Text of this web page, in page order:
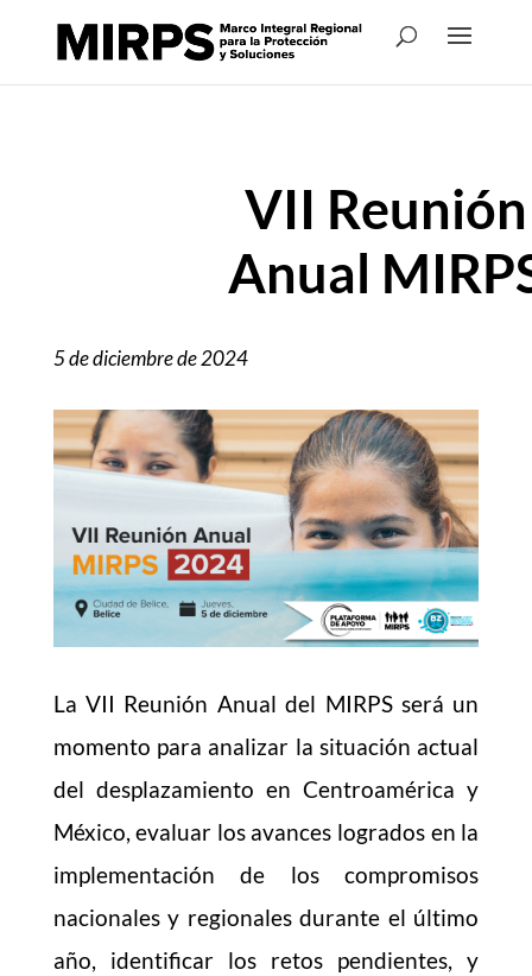
VII Reunión
Anual
5 de diciembre de 2024
La VII Reunión Anual del MIRPS será un
momento para analizar la situación actual
del desplazamiento en Centroamérica y
México, evaluar los avances logrados en la
implementación de los compromisos
nacionales y regionales durante el último
año, identificar los retos pendientes, y